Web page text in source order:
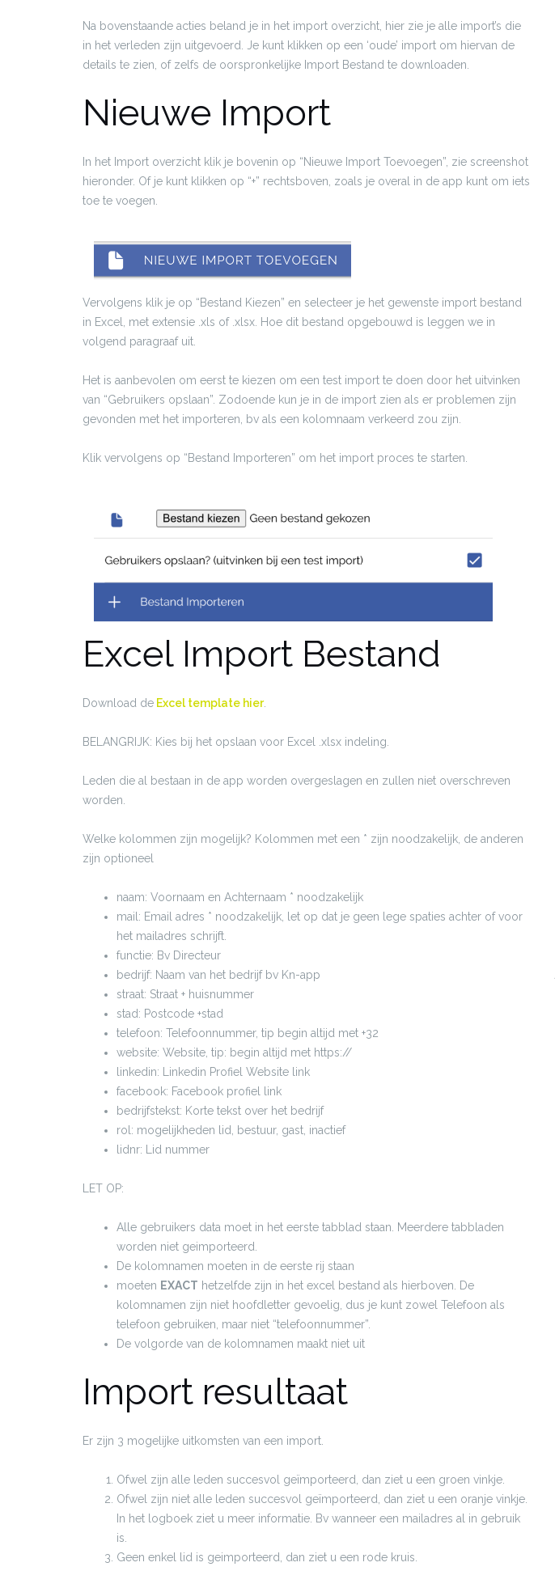
Na bovenstaande acties beland je in het import overzicht, hier zie je alle import’s die
in het verleden zijn uitgevoerd. Je kunt klikken op een ‘oude’ import om hiervan de
details te zien, of zelfs de oorspronkelijke Import Bestand te downloaden.
Nieuwe Import
In het Import overzicht klik je bovenin op “Nieuwe Import Toevoegen”, zie screenshot
hieronder. Of je kunt klikken op “+” rechtsboven, zoals je overal in de app kunt om iets
toe te voegen.
Vervolgens klik je op “Bestand Kiezen” en selecteer je het gewenste import bestand
in Excel, met extensie .xls of .xlsx. Hoe dit bestand opgebouwd is leggen we in
volgend paragraaf uit.
Het is aanbevolen om eerst te kiezen om een test import te doen door het uitvinken
van “Gebruikers opslaan”. Zodoende kun je in de import zien als er problemen zijn
gevonden met het importeren, bv als een kolomnaam verkeerd zou zijn.
Klik vervolgens op “Bestand Importeren” om het import proces te starten.
Excel Import Bestand
Download de Excel template hier.
BELANGRIJK: Kies bij het opslaan voor Excel .xlsx indeling.
Leden die al bestaan in de app worden overgeslagen en zullen niet overschreven
worden.
Welke kolommen zijn mogelijk? Kolommen met een * zijn noodzakelijk, de anderen
zijn optioneel
naam: Voornaam en Achternaam * noodzakelijk
mail: Email adres * noodzakelijk, let op dat je geen lege spaties achter of voor
het mailadres schrijft.
functie: Bv Directeur
bedrijf: Naam van het bedrijf bv Kn-app
straat: Straat + huisnummer
stad: Postcode +stad
telefoon: Telefoonnummer, tip begin altijd met +32
website: Website, tip: begin altijd met https://
linkedin: Linkedin Profiel Website link
facebook: Facebook profiel link
bedrijfstekst: Korte tekst over het bedrijf
rol: mogelijkheden lid, bestuur, gast, inactief
lidnr: Lid nummer
LET OP:
Alle gebruikers data moet in het eerste tabblad staan. Meerdere tabbladen
worden niet geimporteerd.
De kolomnamen moeten in de eerste rij staan
moeten EXACT hetzelfde zijn in het excel bestand als hierboven. De
kolomnamen zijn niet hoofdletter gevoelig, dus je kunt zowel Telefoon als
telefoon gebruiken, maar niet “telefoonnummer”.
De volgorde van de kolomnamen maakt niet uit
Import resultaat
Er zijn 3 mogelijke uitkomsten van een import.
Ofwel zijn alle leden succesvol geïmporteerd, dan ziet u een groen vinkje.
Ofwel zijn niet alle leden succesvol geïmporteerd, dan ziet u een oranje vinkje.
In het logboek ziet u meer informatie. Bv wanneer een mailadres al in gebruik
is.
Geen enkel lid is geimporteerd, dan ziet u een rode kruis.